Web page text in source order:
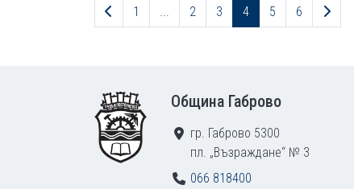
Предходна страница
1 ... 2 3 4 5 6
Община Габрово
гр. Габрово 5300
пл. „Възраждане“ № 3
066 818400